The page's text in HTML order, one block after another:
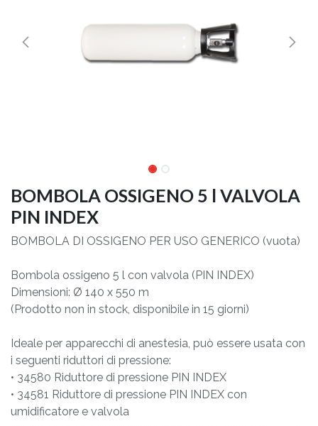
BOMBOLA OSSIGENO 5 l VALVOLA
PIN INDEX
BOMBOLA DI OSSIGENO PER USO GENERICO (vuota)
Bombola ossigeno 5 l con valvola (PIN INDEX)
Dimensioni: Ø 140 x 550 m
(Prodotto non in stock, disponibile in 15 giorni)
Ideale per apparecchi di anestesia, può essere usata con
i seguenti riduttori di pressione:
• 34580 Riduttore di pressione PIN INDEX
• 34581 Riduttore di pressione PIN INDEX con
umidificatore e valvola